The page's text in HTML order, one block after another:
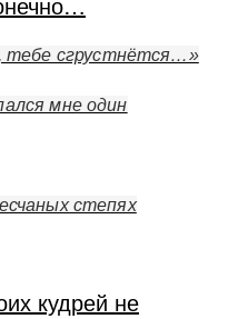
тебе сгрустнётся…»
мне один
степях
кудрей не